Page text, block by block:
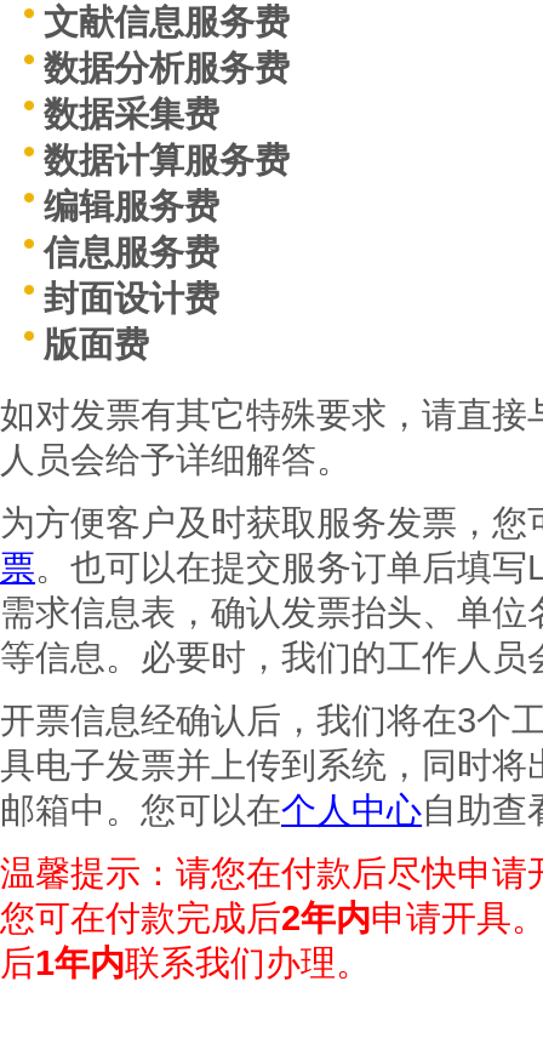
文献信息服务费
数据分析服务费
数据采集费
数据计算服务费
编辑服务费
信息服务费
封面设计费
版面费
如对发票有其它特殊要求，请直
人员会给予详细解答。
为方便客户及时获取服务发票，您
票。也可以在提交服务订单后填
需求信息表，确认发票抬头、单
等信息。必要时，我们的工作人
开票信息经确认后，我们将在3个
具电子发票并上传到系统，同时
邮箱中。您可以在个人中心自助查
温馨提示：请您在付款后尽快申
您可在付款完成后2年内申请开具
后1年内联系我们办理。